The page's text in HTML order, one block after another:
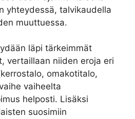
yhteydessä, talvikaudella
muuttuessa.
läpi tärkeimmät
vertaillaan niiden eroja eri
omakotitalo,
vaiheelta
helposti. Lisäksi
suosimiin